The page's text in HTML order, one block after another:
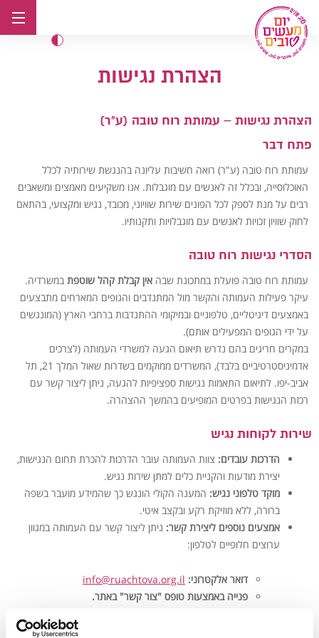
לתוכן
הצהרת נגישות
הצהרת נגישות – עמותת רוח טובה (ע"ר)
פתח דבר
עמותת רוח טובה (ע"ר) רואה חשיבות עליונה בהנגשת שירותיה לכלל
האוכלוסייה, ובכלל זה לאנשים עם מוגבלות. אנו משקיעים מאמצים ומשאבים
רבים על מנת לספק לכל הפונים שירות שוויוני, מכובד, נגיש ומקצועי, בהתאם
לחוק שוויון זכויות לאנשים עם מוגבלויות ותקנותיו.
הסדרי נגישות רוח טובה
עמותת רוח טובה פועלת במתכונת שבה אין קבלת קהל שוטפת במשרדיה.
עיקר פעילות העמותה והקשר מול המתנדבים והגופים המארחים מתבצעים
באמצעים דיגיטליים, טלפוניים ובמיקומי ההתנדבות ברחבי הארץ (המונגשים
על ידי הגופים המפעילים אותם).
במקרים חריגים בהם נדרש תיאום הגעה למשרדי העמותה (לצרכים
אדמיניסטרטיביים בלבד), המשרדים ממוקמים בשדרות שאול המלך 21, תל
אביב-יפו. לתיאום התאמות נגישות ספציפיות להגעה, ניתן ליצור קשר עם
רכזת הנגישות בפרטים המופיעים בהמשך ההצהרה.
שירות לקוחות נגיש
הדרכות עובדים: צוות העמותה עובר הדרכות להכרת תחום הנגישות,
יצירת מודעות והקניית כלים למתן שירות נגיש.
מוקד טלפוני נגיש: המענה הקולי הונגש כך שהמידע מועבר בשפה
ברורה, ללא מוזיקת רקע ובקצב איטי.
אמצעים נוספים ליצירת קשר: ניתן ליצור קשר עם העמותה במגוון
ערוצים חלופיים לטלפון:
דואר אלקטרוני: info@ruachtova.org.il
פנייה באמצעות טופס "צור קשר" באתר.